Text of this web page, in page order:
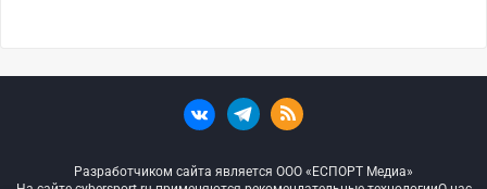
Разработчиком сайта является ООО «ЕСПОРТ Медиа»